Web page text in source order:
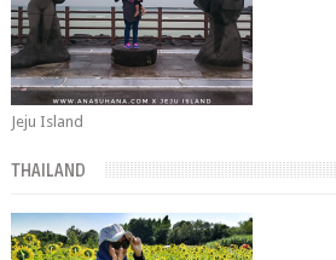
Jeju Island
THAILAND